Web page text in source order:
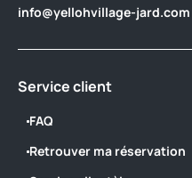
info@yellohvillage-jard.com
Service client
FAQ
Retrouver ma réservation